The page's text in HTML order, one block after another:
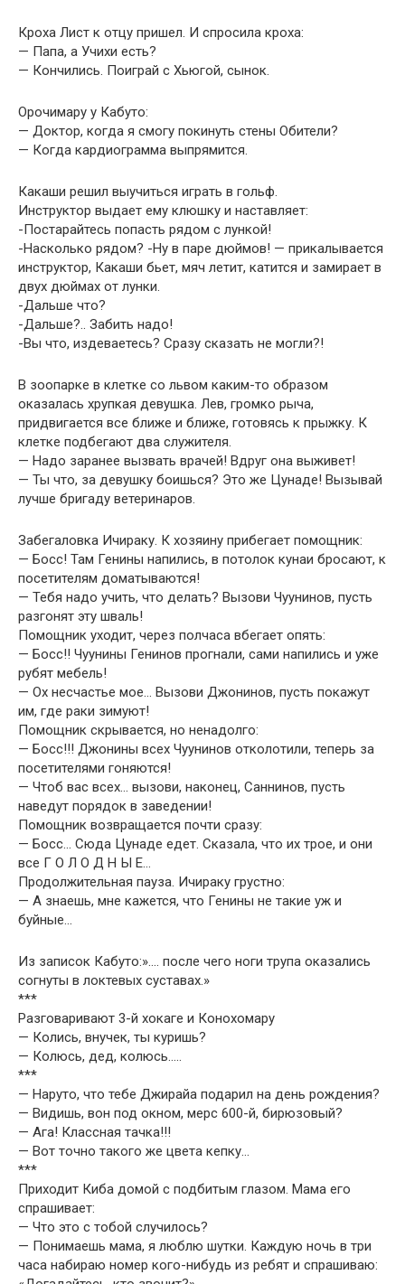
Кроха Лист к отцу пришел. И спросила кроха:
— Папа, а Учихи есть?
— Кончились. Поиграй с Хьюгой, сынок.
Орочимару у Кабуто:
— Доктор, когда я смогу покинуть стены Обители?
— Когда кардиограмма выпрямится.
Какаши решил выучиться играть в гольф.
Инструктор выдает ему клюшку и наставляет:
-Постарайтесь попасть рядом с лункой!
-Насколько рядом? -Ну в паре дюймов! — прикалывается
инструктор, Какаши бьет, мяч летит, катится и замирает в
двух дюймах от лунки.
-Дальше что?
-Дальше?.. Забить надо!
-Вы что, издеваетесь? Сразу сказать не могли?!
В зоопарке в клетке со львом каким-то образом
оказалась хрупкая девушка. Лев, громко рыча,
придвигается все ближе и ближе, готовясь к прыжку. К
клетке подбегают два служителя.
— Надо заранее вызвать врачей! Вдруг она выживет!
— Ты что, за девушку боишься? Это же Цунаде! Вызывай
лучше бригаду ветеринаров.
Забегаловка Ичираку. К хозяину прибегает помощник:
— Босс! Там Генины напились, в потолок кунаи бросают, к
посетителям доматываются!
— Тебя надо учить, что делать? Вызови Чуунинов, пусть
разгонят эту шваль!
Помощник уходит, через полчаса вбегает опять:
— Босс!! Чуунины Генинов прогнали, сами напились и уже
рубят мебель!
— Ох несчастье мое… Вызови Джонинов, пусть покажут
им, где раки зимуют!
Помощник скрывается, но ненадолго:
— Босс!!! Джонины всех Чуунинов отколотили, теперь за
посетителями гоняются!
— Чтоб вас всех… вызови, наконец, Саннинов, пусть
наведут порядок в заведении!
Помощник возвращается почти сразу:
— Босс… Сюда Цунаде едет. Сказала, что их трое, и они
все Г О Л О Д Н Ы Е…
Продолжительная пауза. Ичираку грустно:
— А знаешь, мне кажется, что Генины не такие уж и
буйные…
Из записок Кабуто:»…. после чего ноги трупа оказались
согнуты в локтевых суставах.»
***
Разговаривают 3-й хокаге и Конохомару
— Колись, внучек, ты куришь?
— Колюсь, дед, колюсь…..
***
— Наруто, что тебе Джирайа подарил на день рождения?
— Видишь, вон под окном, мерс 600-й, бирюзовый?
— Ага! Классная тачка!!!
— Вот точно такого же цвета кепку…
***
Приходит Киба домой с подбитым глазом. Мама его
спрашивает:
— Что это с тобой случилось?
— Понимаешь мама, я люблю шутки. Каждую ночь в три
часа набираю номер кого-нибудь из ребят и спрашиваю: